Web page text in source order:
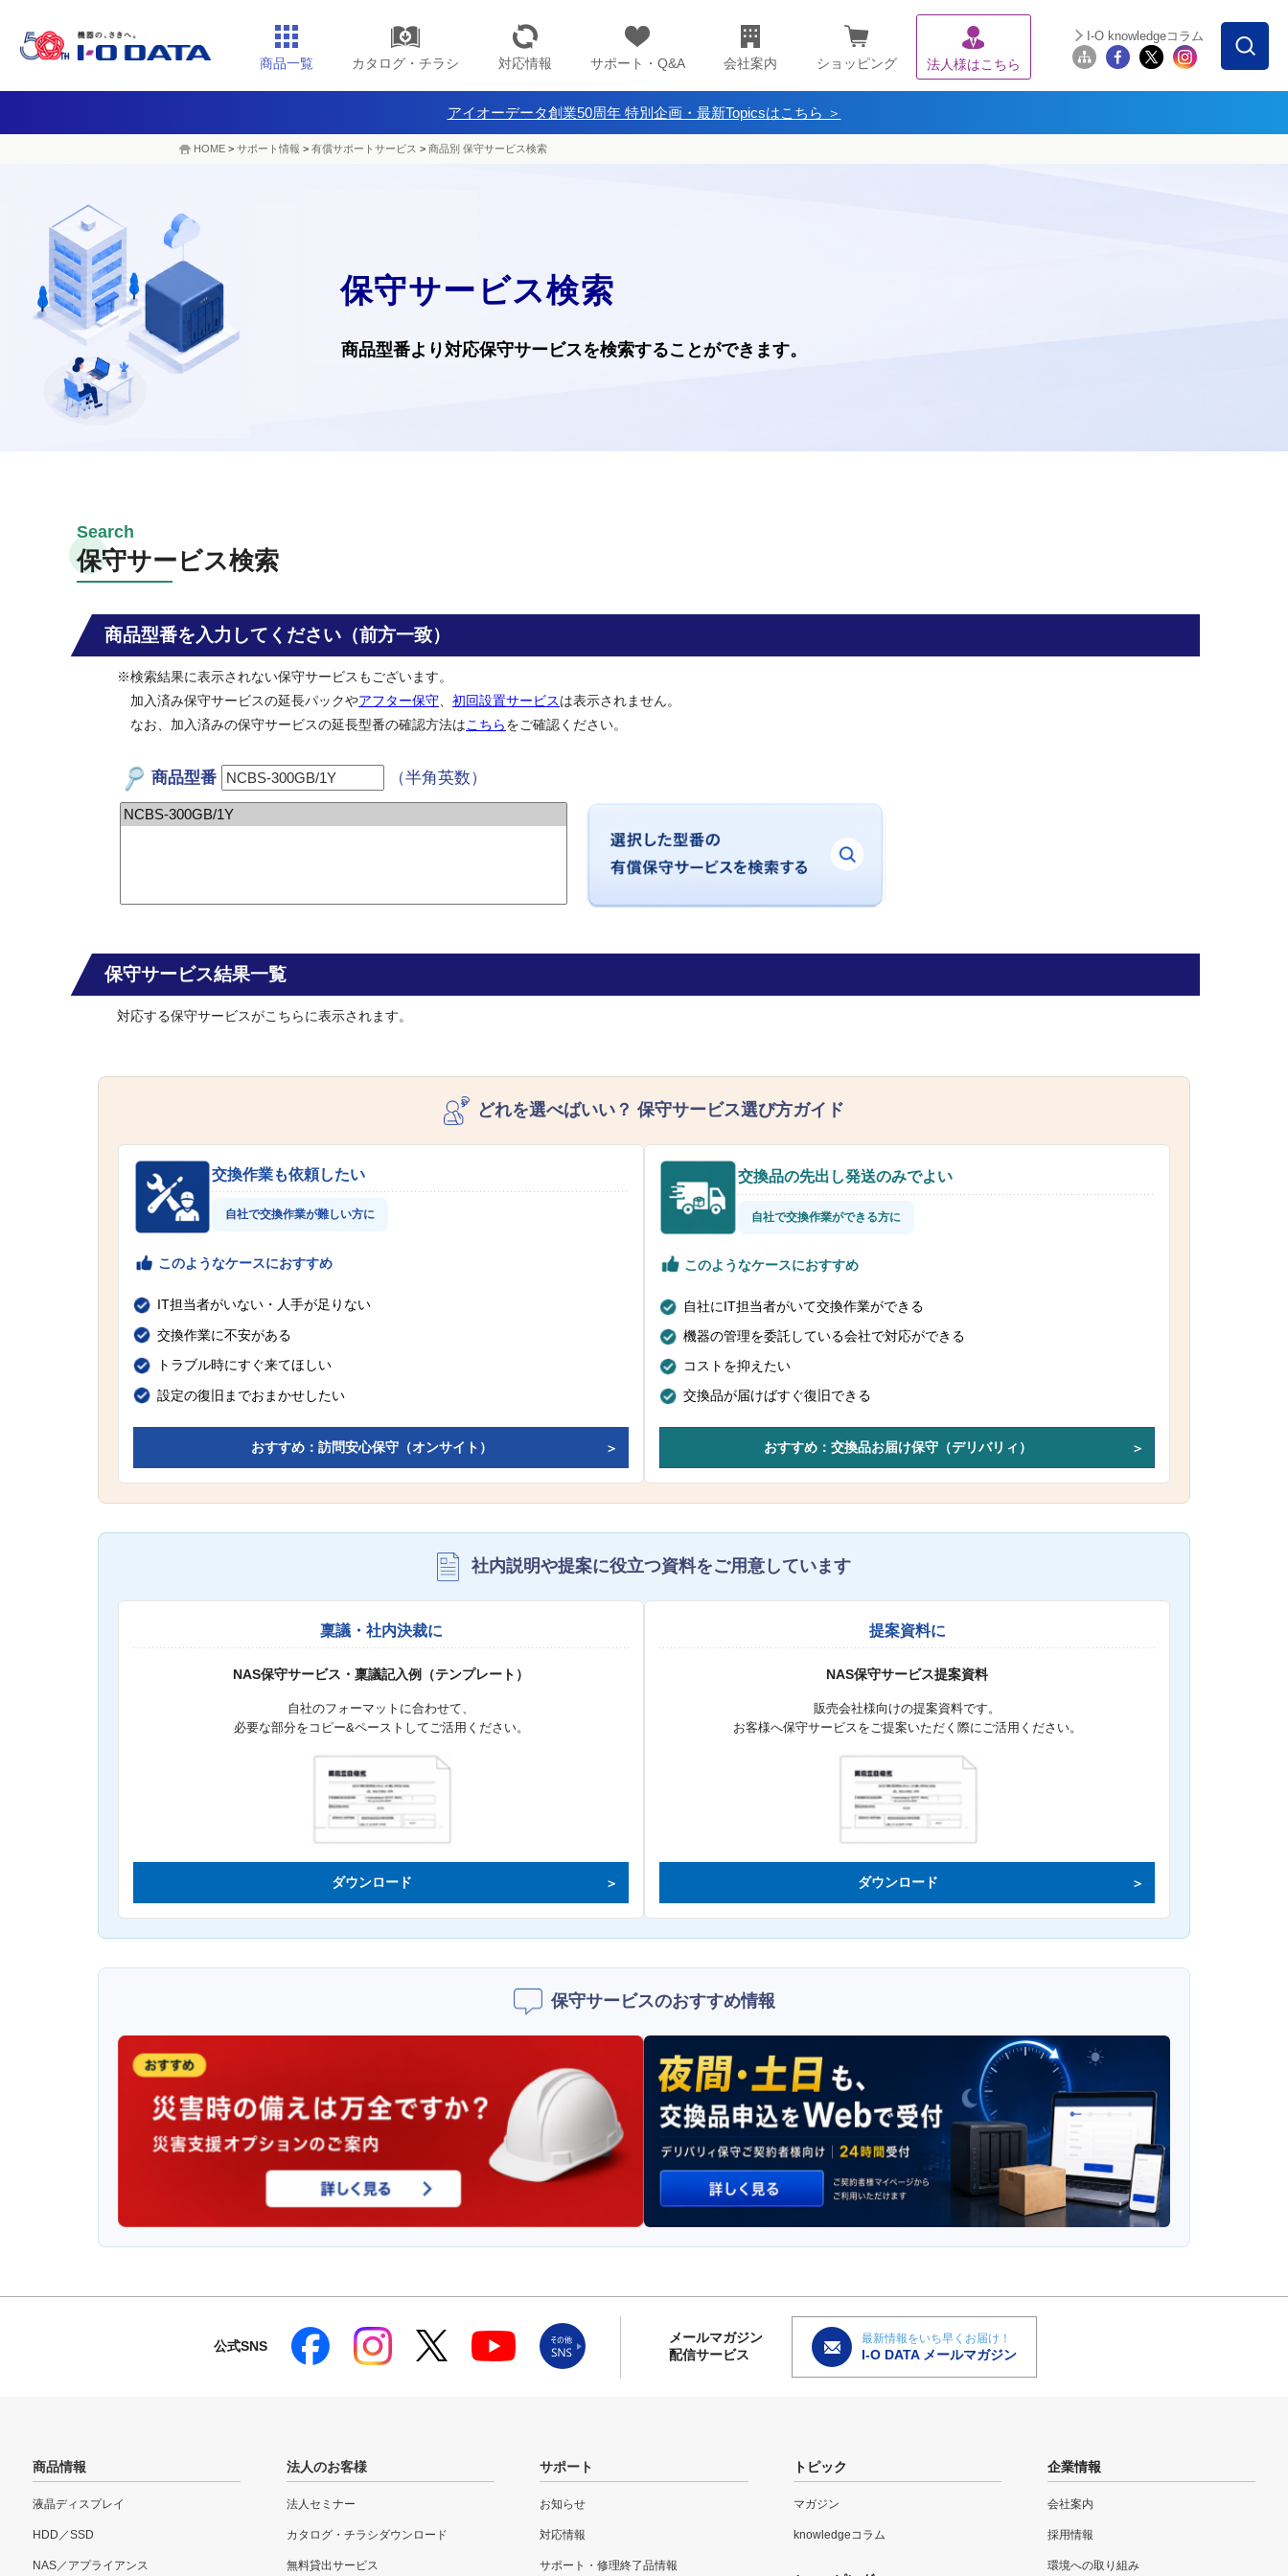
商品一覧 カタログ・チラシ 対応情報 サポート・Q&A 会社案内 ショッピング 法人様はこちら
I-O knowledgeコラム
アイオーデータ創業50周年 特別企画・最新Topicsはこちら ＞
HOME > サポート情報 > 有償サポートサービス > 商品別 保守サービス検索
保守サービス検索
商品型番より対応保守サービスを検索することができます。
保守サービス検索
商品型番を入力してください（前方一致）
※検索結果に表示されない保守サービスもございます。
加入済み保守サービスの延長パックやアフター保守 初回設置サービスは表示されません。
なお、加入済みの保守サービスの延長型番の確認方法はこちらをご確認ください。
商品型番 （半角英数）
保守サービス結果一覧
対応する保守サービスがこちらに表示されます。
どれを選べばいい？ 保守サービス選び方ガイド
交換作業も依頼したい
自社で交換作業が難しい方に
このようなケースにおすすめ
IT担当者がいない・人手が足りない
交換作業に不安がある
トラブル時にすぐ来てほしい
設定の復旧までおまかせしたい
おすすめ：訪問安心保守（オンサイト）
交換品の先出し発送のみでよい
自社で交換作業ができる方に
このようなケースにおすすめ
自社にIT担当者がいて交換作業ができる
機器の管理を委託している会社で対応ができる
コストを抑えたい
交換品が届けばすぐ復旧できる
おすすめ：交換品お届け保守（デリバリィ）
社内説明や提案に役立つ資料をご用意しています
稟議・社内決裁に
NAS保守サービス・稟議記入例（テンプレート）
自社のフォーマットに合わせて、
必要な部分をコピー&ペーストしてご活用ください。
ダウンロード
提案資料に
NAS保守サービス提案資料
販売会社様向けの提案資料です。
お客様へ保守サービスをご提案いただく際にご活用ください。
ダウンロード
保守サービスのおすすめ情報
公式SNS
メールマガジン
配信サービス
最新情報をいち早くお届け！
I-O DATA メールマガジン
商品情報
液晶ディスプレイ
HDD／SSD
NAS／アプライアンス
法人のお客様
法人セミナー
カタログ・チラシダウンロード
無料貸出サービス
サポート
お知らせ
対応情報
サポート・修理終了品情報
トピック
マガジン
knowledgeコラム
企業情報
会社案内
採用情報
環境への取り組み